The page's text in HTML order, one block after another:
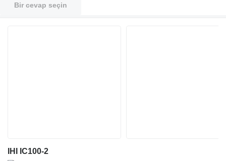
Bir cevap seçin
IHI IC100-2